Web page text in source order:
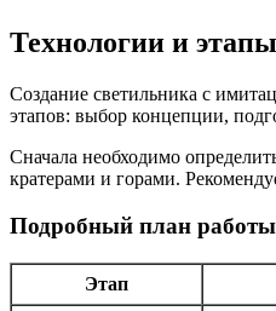
Технологии и
Создание светильника с
этапов: выбор концепции,
Сначала необходимо
кратерами и горами.
Подробный план работы
Этап